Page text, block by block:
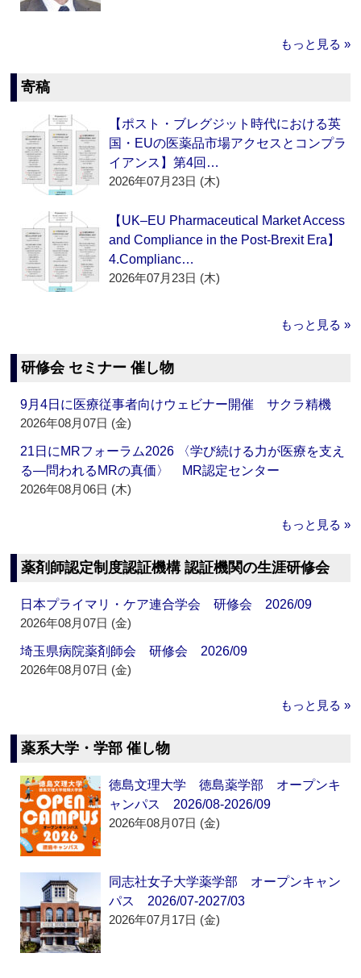
もっと見る »
寄稿
【ポスト・ブレグジット時代における英
国・EUの医薬品市場アクセスとコンプラ
イアンス】第4回…
2026年07月23日 (木)
【UK–EU Pharmaceutical Market Access
and Compliance in the Post-Brexit Era】
4.Complianc…
2026年07月23日 (木)
もっと見る »
研修会 セミナー 催し物
9月4日に医療従事者向けウェビナー開催 サクラ精機
2026年08月07日 (金)
21日にMRフォーラム2026 〈学び続ける力が医療を支え
る―問われるMRの真価〉 MR認定センター
2026年08月06日 (木)
もっと見る »
薬剤師認定制度認証機構 認証機関の生涯研修会
日本プライマリ・ケア連合学会 研修会 2026/09
2026年08月07日 (金)
埼玉県病院薬剤師会 研修会 2026/09
2026年08月07日 (金)
もっと見る »
薬系大学・学部 催し物
徳島文理大学 徳島薬学部 オープンキ
ャンパス 2026/08-2026/09
2026年08月07日 (金)
同志社女子大学薬学部 オープンキャン
パス 2026/07-2027/03
2026年07月17日 (金)